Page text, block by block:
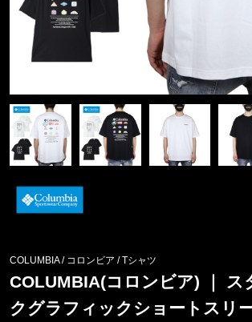
COLUMBIA / コロンビア /Tシャツ
COLUMBIA(コロンビア) ｜ ス
クグラフィックショートスリ